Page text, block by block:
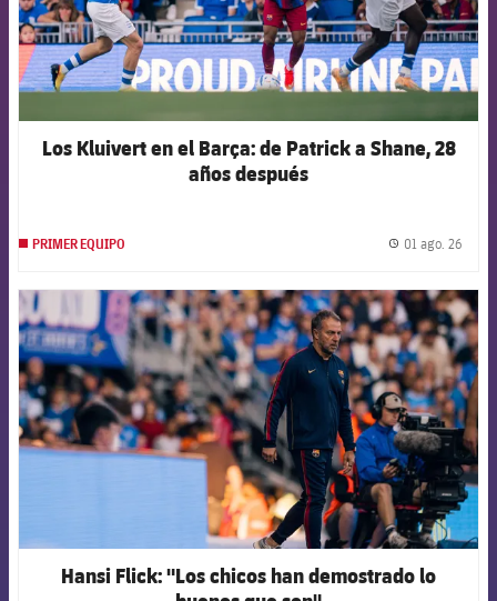
Los Kluivert en el Barça: de Patrick a Shane, 28
años después
PRIMER EQUIPO 01 ago. 26
FCB Barcelona badge
Hansi Flick: "Los chicos han demostrado lo